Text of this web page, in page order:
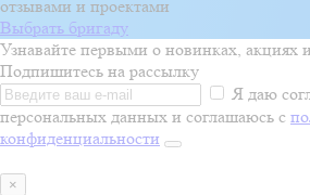
отзывами и проектами
Выбрать бригаду
Узнавайте первыми о новинках, акциях
Подпишитесь на рассылку
Я даю
персональных данных и соглашаюсь с
конфиденциальности
×